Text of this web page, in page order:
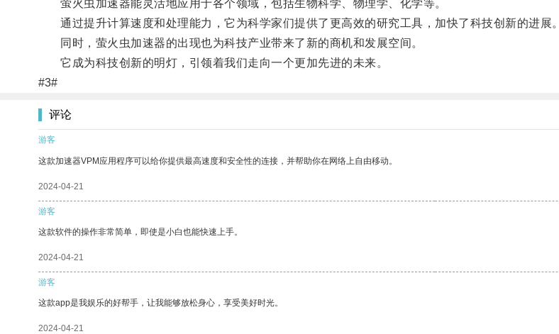
萤火虫加速器能灵活地应用于各个领域，包括生物科学、物理学、化学等。
通过提升计算速度和处理能力，它为科学家们提供了更高效的研究工具，加快了科技创新的进展。
同时，萤火虫加速器的出现也为科技产业带来了新的商机和发展空间。
它成为科技创新的明灯，引领着我们走向一个更加先进的未来。
#3#
评论
游客
这款加速器VPM应用程序可以给你提供最高速度和安全性的连接，并帮助你在网络上自由移动。
2024-04-21
游客
这款软件的操作非常简单，即使是小白也能快速上手。
2024-04-21
游客
这款app是我娱乐的好帮手，让我能够放松身心，享受美好时光。
2024-04-21